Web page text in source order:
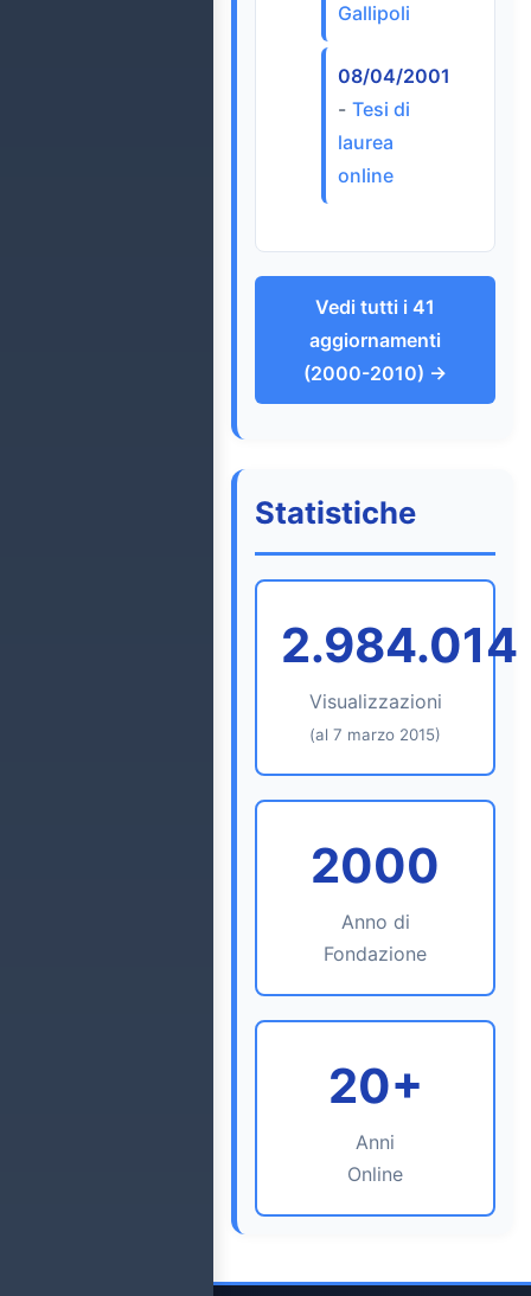
Gallipoli
08/04/2001
- Tesi di
laurea
online
Vedi tutti i 41
aggiornamenti
(2000-2010) →
Statistiche
2.984.014
Visualizzazioni
(al 7 marzo 2015)
2000
Anno di
Fondazione
20+
Anni
Online